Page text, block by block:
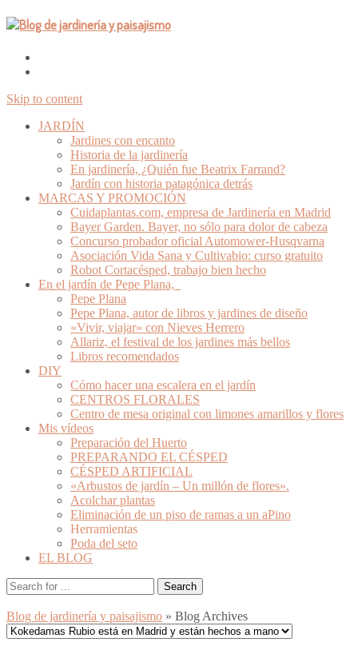
Skip to content
JARDÍN
Jardines con encanto
Historia de la jardinería
En jardinería, ¿Quién fue Beatrix Farrand?
Jardín con historia patagónica detrás
MARCAS Y PROMOCIÓN
Cuidaplantas.com, empresa de Jardinería en Madrid
Bayer Garden. Bayer, no sólo para dolor de cabeza
Concurso probador oficial Automower-Husqvarna
Asociación Vida Sana y Cultivabio: curso gratuito
Robot Cortacésped, trabajo bien hecho
En el jardín de Pepe Plana,
Pepe Plana
Pepe Plana, autor de libros y jardines de diseño
«Vivir, viajar» con Nieves Herrero
Allariz, el festival de los jardines más bellos
Libros recomendados
DIY
Cómo hacer una escalera en el jardín
CENTROS FLORALES
Centro de mesa original con limones amarillos y flores
Mis vídeos
Preparación del Huerto
PREPARANDO EL CÉSPED
CÉSPED ARTIFICIAL
«Arbustos de jardín – Un millón de flores».
Acolchar plantas
Eliminación de un piso de ramas a un aPino
Herramientas
Poda del seto
EL BLOG
Blog de jardinería y paisajismo » Blog Archives